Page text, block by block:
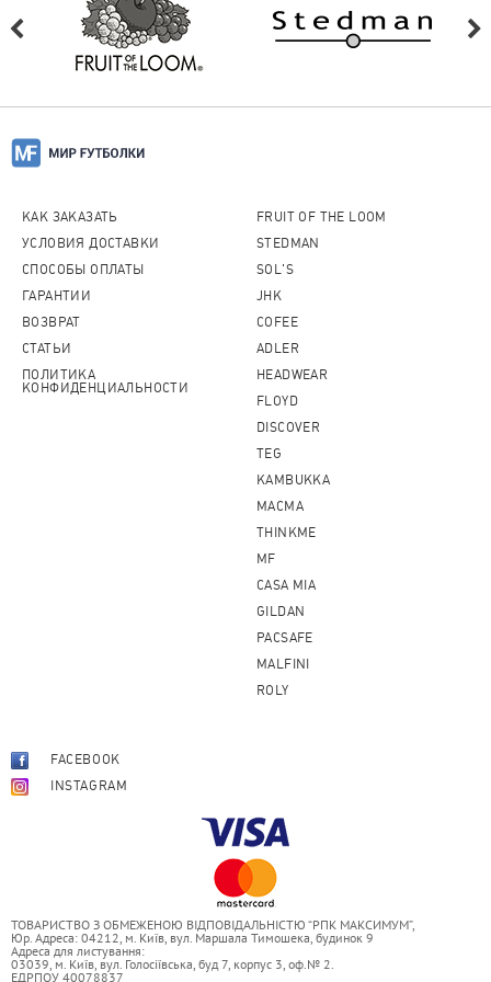
КАК ЗАКАЗАТЬ
УСЛОВИЯ ДОСТАВКИ
СПОСОБЫ ОПЛАТЫ
ГАРАНТИИ
ВОЗВРАТ
СТАТЬИ
ПОЛИТИКА
КОНФИДЕНЦИАЛЬНОСТИ
FRUIT OF THE LOOM
STEDMAN
SOL'S
JHK
COFEE
ADLER
HEADWEAR
FLOYD
DISCOVER
TEG
KAMBUKKA
MACMA
THINKME
MF
CASA MIA
GILDAN
PACSAFE
MALFINI
ROLY
FACEBOOK
INSTAGRAM
ТОВАРИСТВО З ОБМЕЖЕНОЮ ВІДПОВІДАЛЬНІСТЮ “РПК МАКСИМУМ”,
Юр. Адреса: 04212, м. Київ, вул. Маршала Тимошека, будинок 9
Адреса для листування:
03039, м. Київ, вул. Голосіївська, буд 7, корпус 3, оф.№ 2.
ЕДРПОУ 40078837